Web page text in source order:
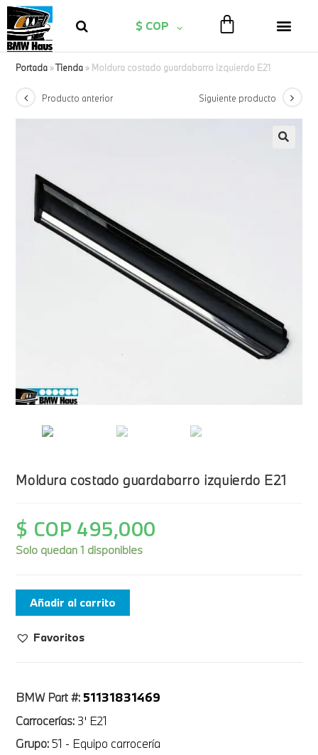
$ COP
Portada»Tienda» Moldura costado guardabarro izquierdo E21
Producto anterior Siguiente producto
Moldura costado guardabarro izquierdo E21
$ COP495,000
Solo quedan 1 disponibles
Añadir al carrito
Favoritos
BMW Part #: 51131831469
Carrocerías: 3' E21
Grupo: 51 - Equipo carrocería